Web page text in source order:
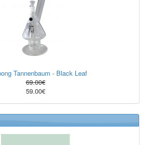
Tannenbaum - Black Leaf
69.00€
59.00€